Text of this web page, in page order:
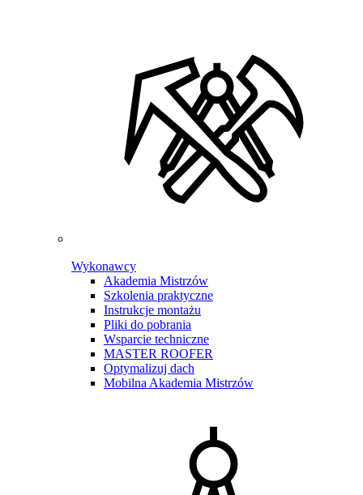
Wykonawcy
Akademia Mistrzów
Szkolenia praktyczne
Instrukcje montażu
Pliki do pobrania
Wsparcie techniczne
MASTER ROOFER
Optymalizuj dach
Mobilna Akademia Mistrzów